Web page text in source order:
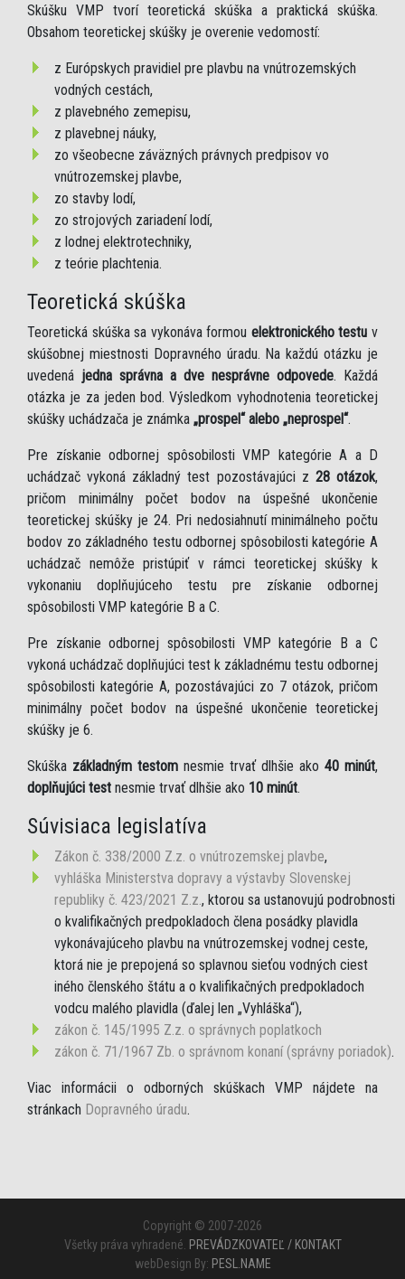
Skúšku VMP tvorí teoretická skúška a praktická skúška.
Obsahom teoretickej skúšky je overenie vedomostí:
z Európskych pravidiel pre plavbu na vnútrozemských
vodných cestách,
z plavebného zemepisu,
z plavebnej náuky,
zo všeobecne záväzných právnych predpisov vo
vnútrozemskej plavbe,
zo stavby lodí,
zo strojových zariadení lodí,
z lodnej elektrotechniky,
z teórie plachtenia.
Teoretická skúška
Teoretická skúška sa vykonáva formou elektronického testu v
skúšobnej miestnosti Dopravného úradu. Na každú otázku je
uvedená jedna správna a dve nesprávne odpovede. Každá
otázka je za jeden bod. Výsledkom vyhodnotenia teoretickej
skúšky uchádzača je známka „prospel“ alebo „neprospel“.
Pre získanie odbornej spôsobilosti VMP kategórie A a D
uchádzač vykoná základný test pozostávajúci z 28 otázok,
pričom minimálny počet bodov na úspešné ukončenie
teoretickej skúšky je 24. Pri nedosiahnutí minimálneho počtu
bodov zo základného testu odbornej spôsobilosti kategórie A
uchádzač nemôže pristúpiť v rámci teoretickej skúšky k
vykonaniu doplňujúceho testu pre získanie odbornej
spôsobilosti VMP kategórie B a C.
Pre získanie odbornej spôsobilosti VMP kategórie B a C
vykoná uchádzač doplňujúci test k základnému testu odbornej
spôsobilosti kategórie A, pozostávajúci zo 7 otázok, pričom
minimálny počet bodov na úspešné ukončenie teoretickej
skúšky je 6.
Skúška základným testom nesmie trvať dlhšie ako 40 minút,
doplňujúci test nesmie trvať dlhšie ako 10 minút.
Súvisiaca legislatíva
Zákon č. 338/2000 Z.z. o vnútrozemskej plavbe,
vyhláška Ministerstva dopravy a výstavby Slovenskej
republiky č. 423/2021 Z.z., ktorou sa ustanovujú podrobnosti
o kvalifikačných predpokladoch člena posádky plavidla
vykonávajúceho plavbu na vnútrozemskej vodnej ceste,
ktorá nie je prepojená so splavnou sieťou vodných ciest
iného členského štátu a o kvalifikačných predpokladoch
vodcu malého plavidla (ďalej len „Vyhláška“),
zákon č. 145/1995 Z.z. o správnych poplatkoch
zákon č. 71/1967 Zb. o správnom konaní (správny poriadok).
Viac informácii o odborných skúškach VMP nájdete na
stránkach Dopravného úradu.
Copyright © 2007-2026
Všetky práva vyhradené. PREVÁDZKOVATEĽ / KONTAKT
webDesign By: PESL.NAME